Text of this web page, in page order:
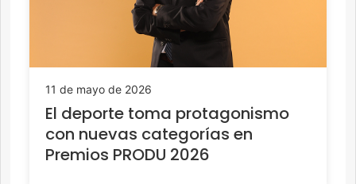
11 de mayo de 2026
El deporte toma protagonismo
con nuevas categorías en
Premios PRODU 2026